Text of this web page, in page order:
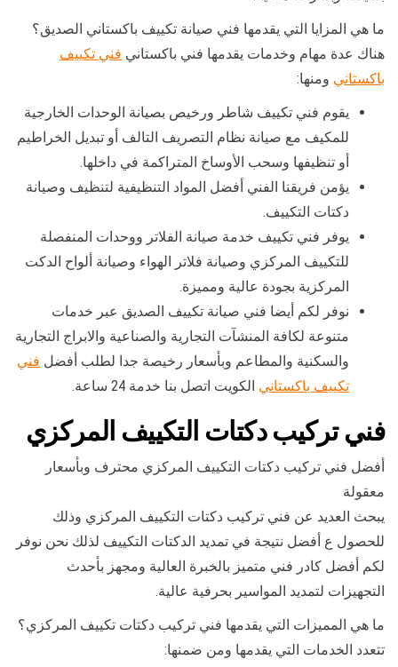
ما هي المزايا التي يقدمها فني صيانة تكييف باكستاني الصديق؟
هناك عدة مهام وخدمات يقدمها فني باكستاني فني تكييف
باكستاني ومنها:
يقوم فني تكييف شاطر ورخيص بصيانة الوحدات الخارجية
للمكيف مع صيانة نظام التصريف التالف أو تبديل الخراطيم
أو تنظيفها وسحب الأوساخ المتراكمة في داخلها.
يؤمن فريقنا الفني أفضل المواد التنظيفية لتنظيف وصيانة
دكتات التكييف.
يوفر فني تكييف خدمة صيانة الفلاتر ووحدات المنفصلة
للتكييف المركزي وصيانة فلاتر الهواء وصيانة ألواح الدكت
المركزية بجودة عالية ومميزة.
نوفر لكم أيضا فني صيانة تكييف الصديق عبر خدمات
متنوعة لكافة المنشآت التجارية والصناعية والابراج التجارية
والسكنية والمطاعم وبأسعار رخيصة جدا لطلب أفضل فني
تكييف باكستاني الكويت اتصل بنا خدمة 24 ساعة.
فني تركيب دكتات التكييف المركزي
أفضل فني تركيب دكتات التكييف المركزي محترف وبأسعار
معقولة
يبحث العديد عن فني تركيب دكتات التكييف المركزي وذلك
للحصول ع أفضل نتيجة في تمديد الدكتات التكييف لذلك نحن نوفر
لكم أفضل كادر فني متميز بالخبرة العالية ومجهز بأحدث
التجهيزات لتمديد المواسير بحرفية عالية.
ما هي المميزات التي يقدمها فني تركيب دكتات تكييف المركزي؟
تتعدد الخدمات التي يقدمها ومن ضمنها: